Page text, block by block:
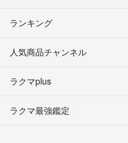
ランキング
人気商品チャンネル
ラクマplus
ラクマ最強鑑定